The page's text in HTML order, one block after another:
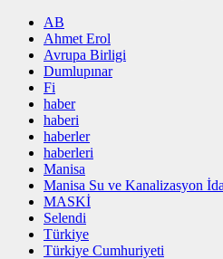
AB
Ahmet Erol
Avrupa Birligi
Dumlupınar
Fi
haber
haberi
haberler
haberleri
Manisa
Manisa Su ve Kanalizasyon
MASKİ
Selendi
Türkiye
Türkiye Cumhuriyeti